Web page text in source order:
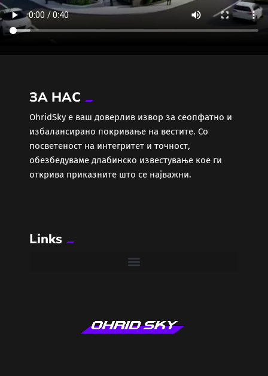
ЗА НАС
ОhridSky е ваш доверлив извор за сеопфатно и
избалансирано покривање на вестите. Со
посветеност на интегритет и точност,
обезбедуваме длабинско известување кое ги
открива приказните што се најважни.
Links